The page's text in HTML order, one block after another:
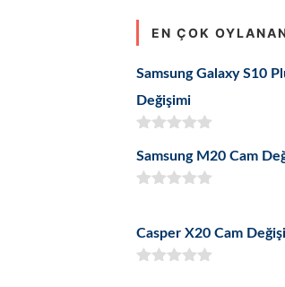
EN ÇOK
Samsung Galaxy S10
Değişimi
5.00oy aldı
Samsung M20 Cam
Casper X20 Cam